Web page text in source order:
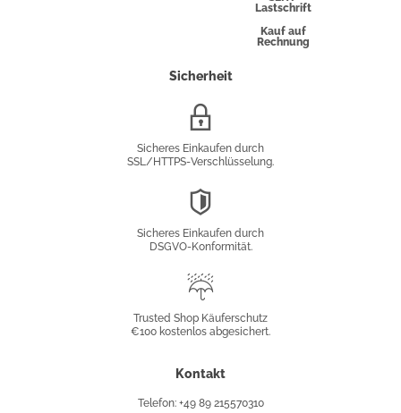
Lastschrift
Kauf auf
Rechnung
Sicherheit
Sicheres Einkaufen durch
SSL/HTTPS-Verschlüsselung.
Sicheres Einkaufen durch
DSGVO-Konformität.
Käuferschutz
Trusted Shop Käuferschutz
€100 kostenlos abgesichert.
Kontakt
Telefon: +49 89 215570310